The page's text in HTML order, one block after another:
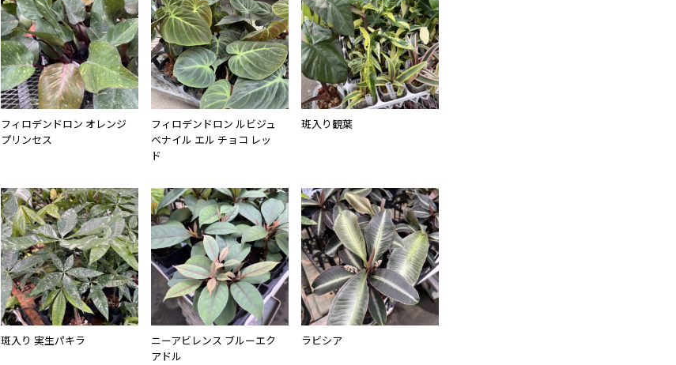
フィロデンドロン オレンジ
プリンセス
フィロデンドロン ルビジュ
ベナイル エル チョコ レッ
ド
斑入り観葉
斑入り 実生パキラ
ニーアビレンス ブルーエク
アドル
ラビシア